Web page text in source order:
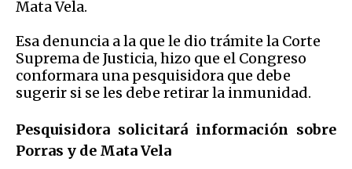
Mata Vela.
Esa denuncia a la que le dio trámite la Corte
Suprema de Justicia, hizo que el Congreso
conformara una pesquisidora que debe
sugerir si se les debe retirar la inmunidad.
Pesquisidora solicitará información sobre
Porras y de Mata Vela